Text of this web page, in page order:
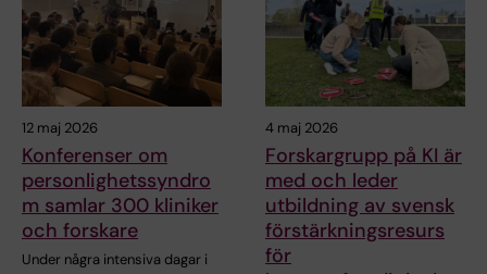
12 maj 2026
Konferenser om
personlighetssyndro
m samlar 300 kliniker
och forskare
Under några intensiva dagar i
4 maj 2026
Forskargrupp på KI är
med och leder
utbildning av svensk
förstärkningsresurs
för